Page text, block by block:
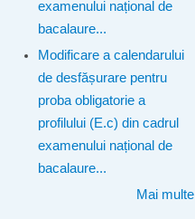
examenului național de
bacalaure...
Modificare a calendarului
de desfășurare pentru
proba obligatorie a
profilului (E.c) din cadrul
examenului național de
bacalaure...
Mai multe